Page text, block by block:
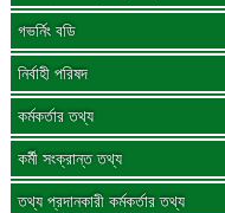
গভর্নিং বডি
নির্বাহী পরিষদ
কর্মকর্তার তথ্য
কর্মী সংক্রান্ত তথ্য
তথ্য প্রদানকারী কর্মকর্তার তথ্য